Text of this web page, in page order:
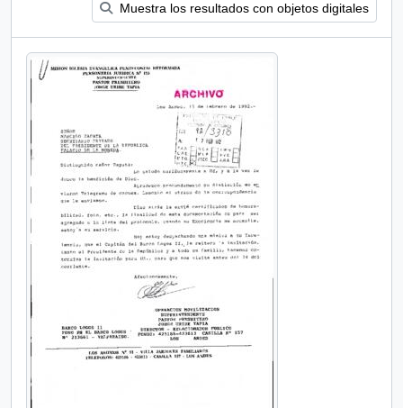
Muestra los resultados con objetos digitales